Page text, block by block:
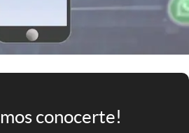
conocerte!